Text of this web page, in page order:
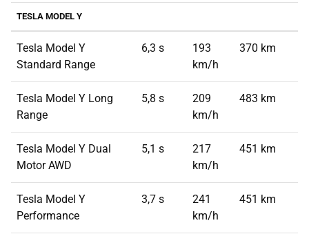
TESLA MODEL Y
Tesla Model Y
Standard Range
6,3 s
193
km/h
370 km
Tesla Model Y Long
Range
5,8 s
209
km/h
483 km
Tesla Model Y Dual
Motor AWD
5,1 s
217
km/h
451 km
Tesla Model Y
Performance
3,7 s
241
km/h
451 km